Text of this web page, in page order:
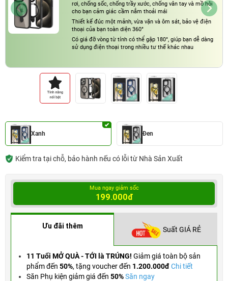
rơi, chống sốc, chống trầy xước, chống vân tay và mồ hôi
cho bạn cảm giác cầm nắm thoải mái
Thiết kế đúc một mảnh, vừa vặn và ôm sát, bảo vệ điện
thoại của bạn toàn diện 360°
Có giá đỡ vòng từ tính có thể gập 180°, giúp bạn dễ dàng
sử dụng điện thoại trong nhiều tư thế khác nhau
Xanh Đen
Kiểm tra tại chỗ, bảo hành nếu có lỗi từ Nhà Sản Xuất
Mua ngay giảm sốc
199.000đ
Ưu đãi thêm Suất GIÁ RẺ
11 Tuổi MỞ QUÀ - TỚI là TRÚNG! Giảm giá toàn bộ sản
phẩm đến 50%, tặng voucher đến 1.200.000đChi tiết
Săn Phụ kiện giảm giá đến 50%Săn ngay